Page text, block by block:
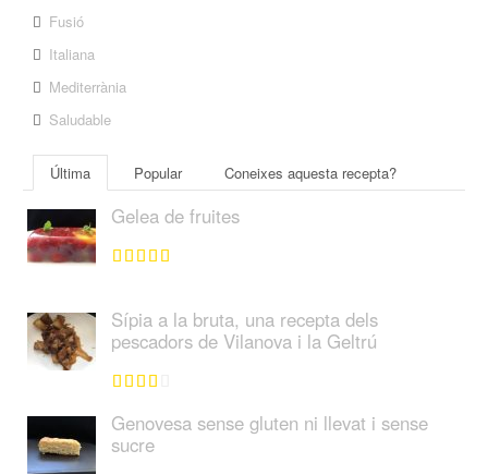
Fusió
Italiana
Mediterrània
Saludable
Última Popular Coneixes aquesta recepta?
Gelea de fruites
Sípia a la bruta, una recepta dels
pescadors de Vilanova i la Geltrú
Genovesa sense gluten ni llevat i sense
sucre